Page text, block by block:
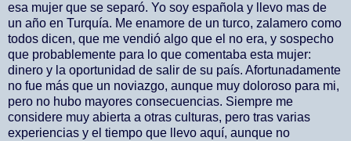
esa mujer que se separó. Yo soy española y llevo mas de
un año en Turquía. Me enamore de un turco, zalamero como
todos dicen, que me vendió algo que el no era, y sospecho
que probablemente para lo que comentaba esta mujer:
dinero y la oportunidad de salir de su país. Afortunadamente
no fue más que un noviazgo, aunque muy doloroso para mi,
pero no hubo mayores consecuencias. Siempre me
considere muy abierta a otras culturas, pero tras varias
experiencias y el tiempo que llevo aquí, aunque no